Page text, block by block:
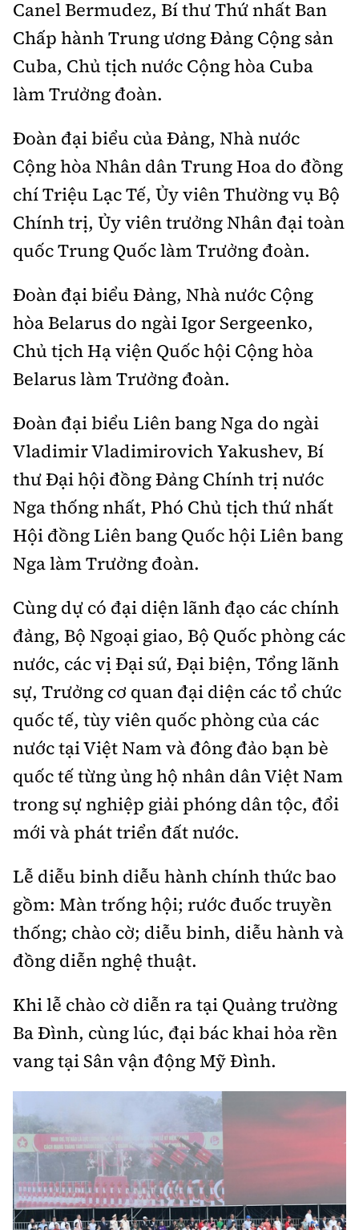
Canel Bermudez, Bí thư Thứ nhất Ban
Chấp hành Trung ương Đảng Cộng sản
Cuba, Chủ tịch nước Cộng hòa Cuba
làm Trưởng đoàn.
Đoàn đại biểu của Đảng, Nhà nước
Cộng hòa Nhân dân Trung Hoa do đồng
chí Triệu Lạc Tế, Ủy viên Thường vụ Bộ
Chính trị, Ủy viên trưởng Nhân đại toàn
quốc Trung Quốc làm Trưởng đoàn.
Đoàn đại biểu Đảng, Nhà nước Cộng
hòa Belarus do ngài Igor Sergeenko,
Chủ tịch Hạ viện Quốc hội Cộng hòa
Belarus làm Trưởng đoàn.
Đoàn đại biểu Liên bang Nga do ngài
Vladimir Vladimirovich Yakushev, Bí
thư Đại hội đồng Đảng Chính trị nước
Nga thống nhất, Phó Chủ tịch thứ nhất
Hội đồng Liên bang Quốc hội Liên bang
Nga làm Trưởng đoàn.
Cùng dự có đại diện lãnh đạo các chính
đảng, Bộ Ngoại giao, Bộ Quốc phòng các
nước, các vị Đại sứ, Đại biện, Tổng lãnh
sự, Trưởng cơ quan đại diện các tổ chức
quốc tế, tùy viên quốc phòng của các
nước tại Việt Nam và đông đảo bạn bè
quốc tế từng ủng hộ nhân dân Việt Nam
trong sự nghiệp giải phóng dân tộc, đổi
mới và phát triển đất nước.
Lễ diễu binh diễu hành chính thức bao
gồm: Màn trống hội; rước đuốc truyền
thống; chào cờ; diễu binh, diễu hành và
đồng diễn nghệ thuật.
Khi lễ chào cờ diễn ra tại Quảng trường
Ba Đình, cùng lúc, đại bác khai hỏa rền
vang tại Sân vận động Mỹ Đình.